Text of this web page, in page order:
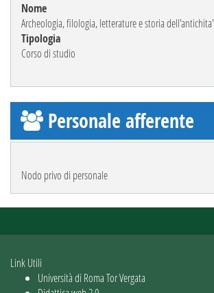
Nome
Archeologia, filologia, letterature e storia dell'antichita'
Tipologia
Corso di studio
Personale afferente
Nodo privo di personale
Link Utili
Università di Roma Tor Vergata